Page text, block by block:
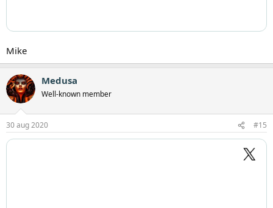
Mike
Medusa
Well-known member
30 aug 2020 #15